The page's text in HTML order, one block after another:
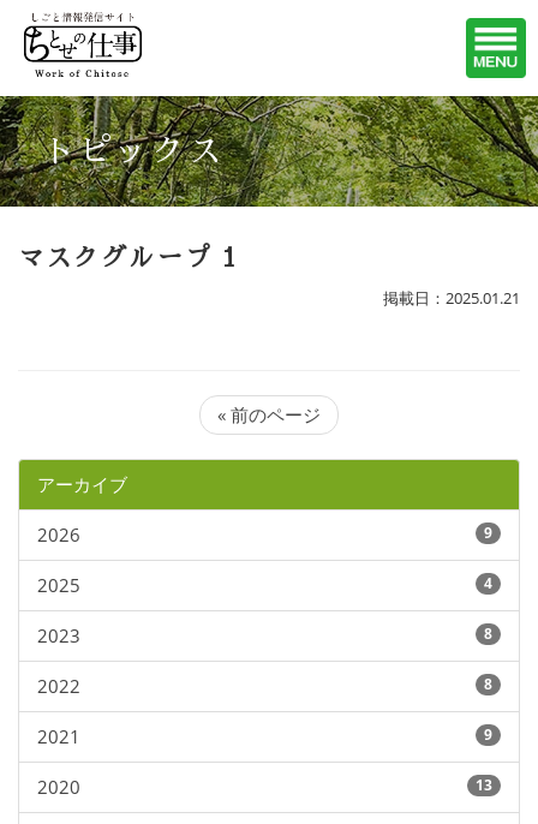
トピックス
マスクグループ 1
掲載日：2025.01.21
« 前のページ
アーカイブ
2026 9
2025 4
2023 8
2022 8
2021 9
2020 13